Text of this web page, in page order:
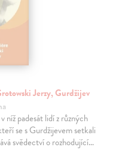
Jerzy, Gurdžijev
níž padesát lidí z různých
se s Gurdžijevem setkali
svědectví o rozhodující…